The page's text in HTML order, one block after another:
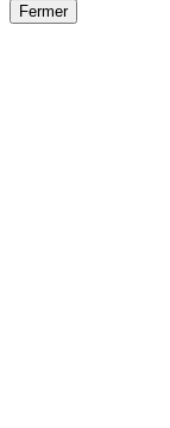
Fermer